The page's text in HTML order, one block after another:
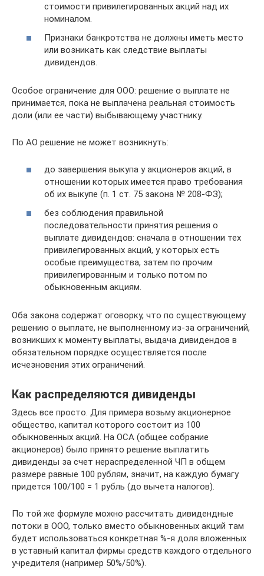
стоимости привилегированных акций над их
номиналом.
Признаки банкротства не должны иметь место
или возникать как следствие выплаты
дивидендов.
Особое ограничение для ООО: решение о выплате не
принимается, пока не выплачена реальная стоимость
доли (или ее части) выбывающему участнику.
По АО решение не может возникнуть:
до завершения выкупа у акционеров акций, в
отношении которых имеется право требования
об их выкупе (п. 1 ст. 75 закона № 208-ФЗ);
без соблюдения правильной
последовательности принятия решения о
выплате дивидендов: сначала в отношении тех
привилегированных акций, у которых есть
особые преимущества, затем по прочим
привилегированным и только потом по
обыкновенным акциям.
Оба закона содержат оговорку, что по существующему
решению о выплате, не выполненному из-за ограничений,
возникших к моменту выплаты, выдача дивидендов в
обязательном порядке осуществляется после
исчезновения этих ограничений.
Как распределяются дивиденды
Здесь все просто. Для примера возьму акционерное
общество, капитал которого состоит из 100
обыкновенных акций. На ОСА (общее собрание
акционеров) было принято решение выплатить
дивиденды за счет нераспределенной ЧП в общем
размере равные 100 рублям, значит, на каждую бумагу
придется 100/100 = 1 рубль (до вычета налогов).
По той же формуле можно рассчитать дивидендные
потоки в ООО, только вместо обыкновенных акций там
будет использоваться конкретная %-я доля вложенных
в уставный капитал фирмы средств каждого отдельного
учредителя (например 50%/50%).